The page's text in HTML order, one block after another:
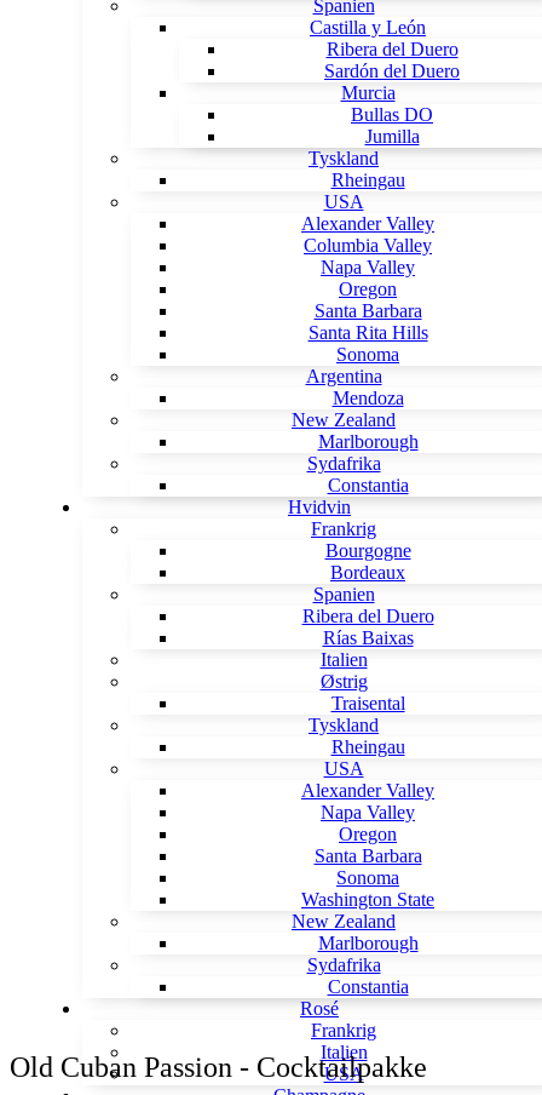
Spanien
Castilla y León
Ribera del Duero
Sardón del Duero
Murcia
Bullas DO
Jumilla
Tyskland
Rheingau
USA
Alexander Valley
Columbia Valley
Napa Valley
Oregon
Santa Barbara
Santa Rita Hills
Sonoma
Argentina
Mendoza
New Zealand
Marlborough
Sydafrika
Constantia
Hvidvin
Frankrig
Bourgogne
Bordeaux
Spanien
Ribera del Duero
Rías Baixas
Italien
Østrig
Traisental
Tyskland
Rheingau
USA
Alexander Valley
Napa Valley
Oregon
Santa Barbara
Sonoma
Washington State
New Zealand
Marlborough
Sydafrika
Constantia
Rosé
Frankrig
Italien
USA
Old Cuban Passion - Cocktailpakke